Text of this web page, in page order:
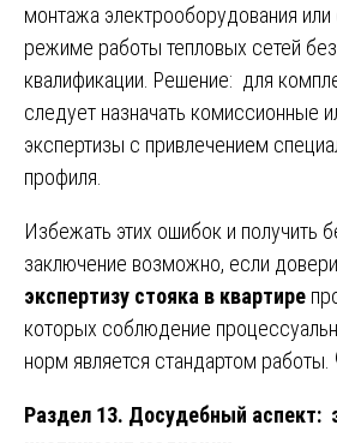
монтажа электрооборудования
режиме работы тепловых сетей
квалификации. Решение: для
следует назначать комиссионные
экспертизы с привлечением
профиля.
Избежать этих ошибок и получить
заключение возможно, если
экспертизу стояка в квартире
которых соблюдение
норм является стандартом
Раздел 13. Досудебный аспект: